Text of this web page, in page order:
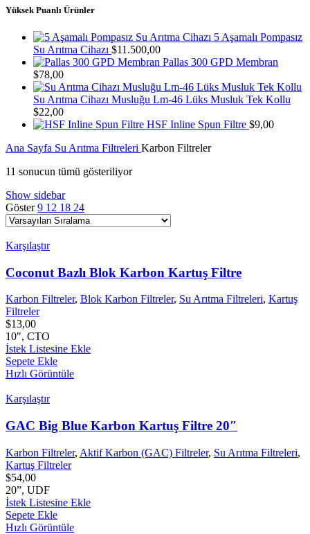
Yüksek Puanlı Ürünler
5 Aşamalı Pompasız
Su Arıtma Cihazı $11.500,00
Pallas 300 GPD Membran
$78,00
Su Arıtma Cihazı Musluğu Lm-46 Lüks Musluk Tek Kollu
$22,00
HSF Inline Spun Filtre $9,00
Ana Sayfa Su Arıtma Filtreleri Karbon Filtreler
11 sonucun tümü gösteriliyor
Show sidebar
Göster9 12 18 24
Karşılaştır
Coconut Bazlı Blok Karbon Kartuş Filtre
Karbon Filtreler, Blok Karbon Filtreler, Su Arıtma Filtreleri, Kartuş
Filtreler
$13,00
10", CTO
İstek Listesine Ekle
Sepete Ekle
Hızlı Görüntüle
Karşılaştır
GAC Big Blue Karbon Kartuş Filtre 20″
Karbon Filtreler, Aktif Karbon (GAC) Filtreler, Su Arıtma Filtreleri,
Kartuş Filtreler
$54,00
20”, UDF
İstek Listesine Ekle
Sepete Ekle
Hızlı Görüntüle